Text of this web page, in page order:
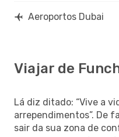
Aeroportos Dubai
Viajar de
Lá diz ditado: “Vive a
arrependimentos”. De
sair da sua zona de